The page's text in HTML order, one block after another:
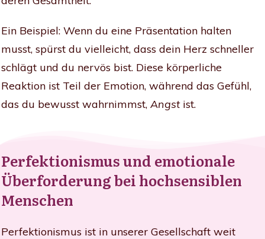
Ein Beispiel: Wenn du eine Präsentation halten
musst, spürst du vielleicht, dass dein Herz schneller
schlägt und du nervös bist. Diese körperliche
Reaktion ist Teil der Emotion, während das Gefühl,
das du bewusst wahrnimmst, Angstist.
Perfektionismus und emotionale
Überforderung bei hochsensiblen
Menschen
Perfektionismus ist in unserer Gesellschaft weit